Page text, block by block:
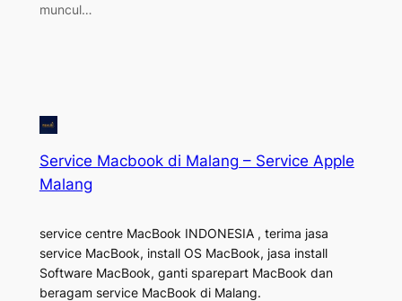
muncul…
Service Macbook di Malang – Service Apple
Malang
service centre MacBook INDONESIA , terima jasa
service MacBook, install OS MacBook, jasa install
Software MacBook, ganti sparepart MacBook dan
beragam service MacBook di Malang.